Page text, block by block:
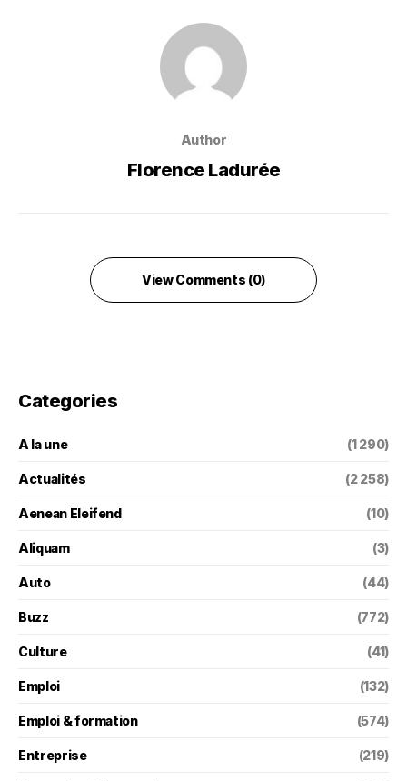
Author
Florence Ladurée
View Comments (0)
Categories
A la une (1 290)
Actualités (2 258)
Aenean Eleifend (10)
Aliquam (3)
Auto (44)
Buzz (772)
Culture (41)
Emploi (132)
Emploi & formation (574)
Entreprise (219)